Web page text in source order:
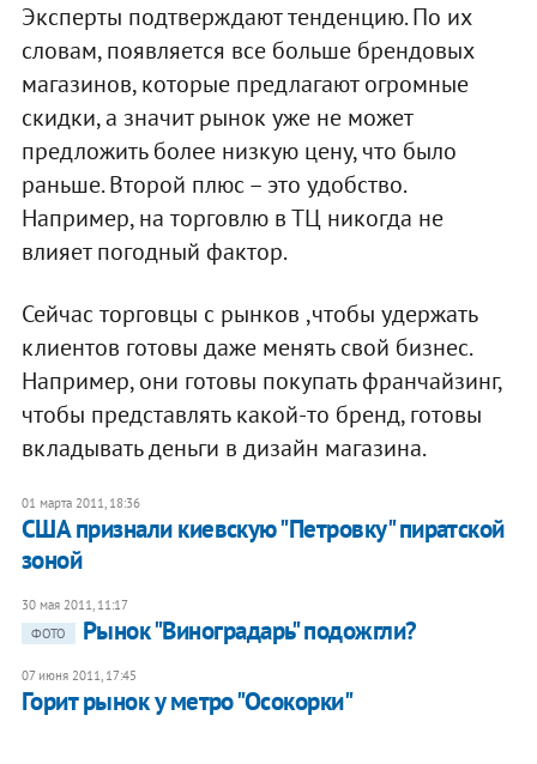
Эксперты подтверждают тенденцию. По их
словам, появляется все больше брендовых
магазинов, которые предлагают огромные
скидки, а значит рынок уже не может
предложить более низкую цену, что было
раньше. Второй плюс – это удобство.
Например, на торговлю в ТЦ никогда не
влияет погодный фактор.
Сейчас торговцы с рынков ,чтобы удержать
клиентов готовы даже менять свой бизнес.
Например, они готовы покупать франчайзинг,
чтобы представлять какой-то бренд, готовы
вкладывать деньги в дизайн магазина.
01 марта 2011, 18:36
США признали киевскую "Петровку" пиратской
зоной
30 мая 2011, 11:17
ФОТО
Рынок "Виноградарь" подожгли?
07 июня 2011, 17:45
Горит рынок у метро "Осокорки"